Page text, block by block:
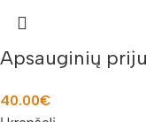
Apsauginių
40.00€